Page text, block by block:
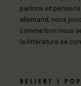
parlons et
allemand, nous
comme bon nous
la littérature se
BELIEBT |